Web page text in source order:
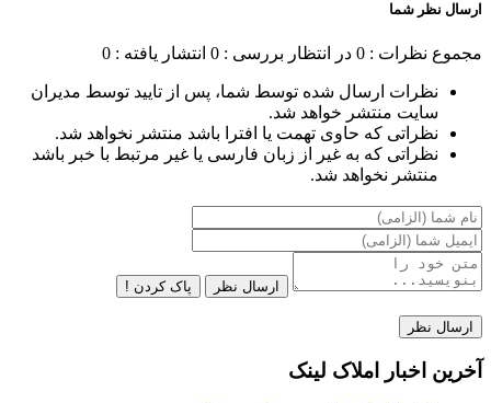
ارسال نظر شما
مجموع نظرات : 0 در انتظار بررسی : 0 انتشار یافته : 0
نظرات ارسال شده توسط شما، پس از تایید توسط مدیران
سایت منتشر خواهد شد.
نظراتی که حاوی تهمت یا افترا باشد منتشر نخواهد شد.
نظراتی که به غیر از زبان فارسی یا غیر مرتبط با خبر باشد
منتشر نخواهد شد.
ارسال نظر پاک کردن !
آخرین اخبار املاک لینک